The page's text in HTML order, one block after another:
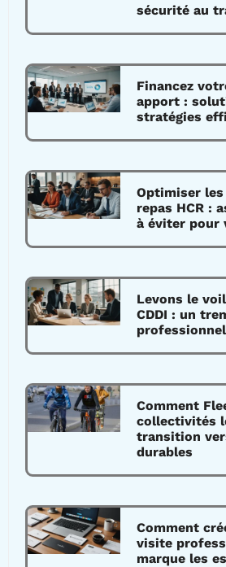
sécurité au
Financez
apport :
stratégies
Optimiser
repas HCR :
à éviter pour
Levons le
CDDI : un
Comment
collectivités
transition
durables
Comment
visite
marque les